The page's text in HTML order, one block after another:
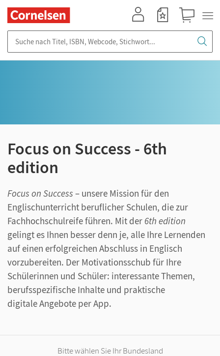
Focus on Success - 6th
edition
Focus on Success – unsere Mission für den
Englischunterricht beruflicher Schulen, die zur
Fachhochschulreife führen. Mit der 6th edition
gelingt es Ihnen besser denn je, alle Ihre Lernenden
auf einen erfolgreichen Abschluss in Englisch
vorzubereiten. Der Motivationsschub für Ihre
Schülerinnen und Schüler: interessante Themen,
berufsspezifische Inhalte und praktische
digitale Angebote per App.
Bitte wählen Sie Ihr Bundesland